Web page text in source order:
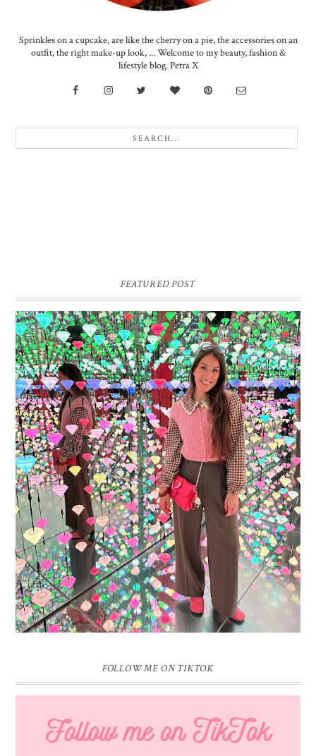
Sprinkles on a cupcake, are like the cherry on a pie, the accessories on an
outfit, the right make-up look, ... Welcome to my beauty, fashion &
lifestyle blog. Petra X
FEATURED POST
16 JAAR SPRINKLES ON A CUPCAKE
Vandaag is het weer zo’n moment waarop ik even bewust op de
pauzeknop duw, want Sprinkles on a Cupcake bestaat 16 jaar. Zestien.
Dat blijft ...
FOLLOW ME ON TIKTOK